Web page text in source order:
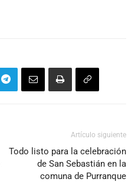
Artículo siguiente
Todo listo para la celebración
de San Sebastián en la
comuna de Purranque